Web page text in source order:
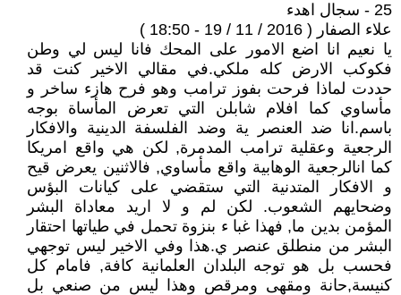
25 - سجال اهدء
علاء الصفار ( 2016 / 11 / 19 - 18:50 )
يا نعيم انا اضع الامور على المحك فانا ليس لي وطن
فكوكب الارض كله ملكي.في مقالي الاخير كنت قد
حددت لماذا فرحت بفوز ترامب وهو فرح هازء ساخر و
مأساوي كما افلام شابلن التي تعرض المأساة بوجه
باسم.انا ضد العنصر ية وضد الفلسفة الدينية والافكار
الرجعية وعقلية ترامب المدمرة, لكن هي واقع امريكا
كما انالرجعية الوهابية واقع مأساوي, فالاثنين يعرض قيح
و الافكار المتدنية التي ستقضي على كيانات البؤس
وضحايهم الشعوب. لكن لم و لا اريد معاداة البشر
المؤمن بدين ما, فهذا غبا ء بنزوة تحمل في طياتها احتقار
البشر من منطلق عنصر ي.هذا وفي الاخير ليس توجهي
فحسب بل هو توجه البلدان العلمانية كافة, فامام كل
كنيسة,حانة ومقهى ومرقص وهذا ليس من صنعي بل